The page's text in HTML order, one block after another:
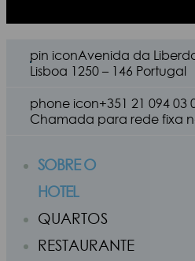
pin iconAvenida da
Lisboa 1250 – 146 Portugal
phone icon+351 21 094 03
Chamada para rede fixa
SOBRE O
HOTEL
QUARTOS
RESTAURANTE